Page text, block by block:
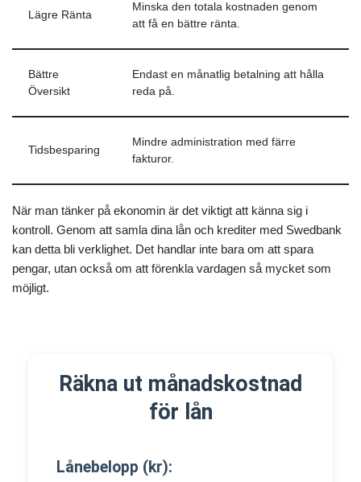
Lägre Ränta
Minska den totala kostnaden genom
att få en bättre ränta.
Bättre
Översikt
Endast en månatlig betalning att hålla
reda på.
Tidsbesparing
Mindre administration med färre
fakturor.
När man tänker på ekonomin är det viktigt att känna sig i
kontroll. Genom att samla dina lån och krediter med Swedbank
kan detta bli verklighet. Det handlar inte bara om att spara
pengar, utan också om att förenkla vardagen så mycket som
möjligt.
Räkna ut månadskostnad
för lån
Lånebelopp (kr):